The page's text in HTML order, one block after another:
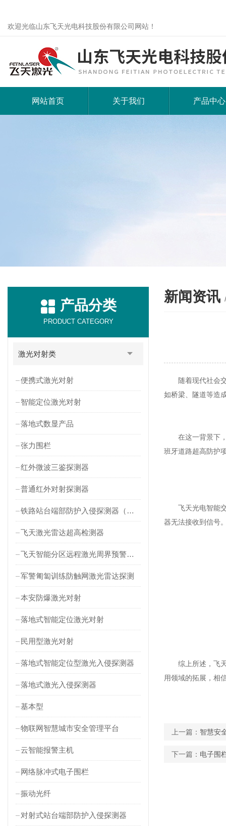
欢迎光临山东飞天光电科技股份有限公司网站！
网站首页 关于我们 产品中心
产品分类
PRODUCT CATEGORY
激光对射类
便携式激光对射
智能定位激光对射
落地式数显产品
张力围栏
红外微波三鉴探测器
普通红外对射探测器
铁路站台端部防护入侵探测器（对射式）
飞天激光雷达超高检测器
飞天智能分区远程激光周界预警雷达
军警匍匐训练防触网激光雷达探测
本安防爆激光对射
落地式智能定位激光对射
民用型激光对射
落地式智能定位型激光入侵探测器
落地式激光入侵探测器
基本型
物联网智慧城市安全管理平台
云智能报警主机
网络脉冲式电子围栏
振动光纤
对射式站台端部防护入侵探测器
新闻资讯
随着现代社会交
如桥梁、隧道等造
在这一背景下，
班牙道路超高防护
飞天光电智能交
器无法接收到信号
综上所述，飞天
用领域的拓展，相
上一篇： 智慧安
下一篇： 电子围